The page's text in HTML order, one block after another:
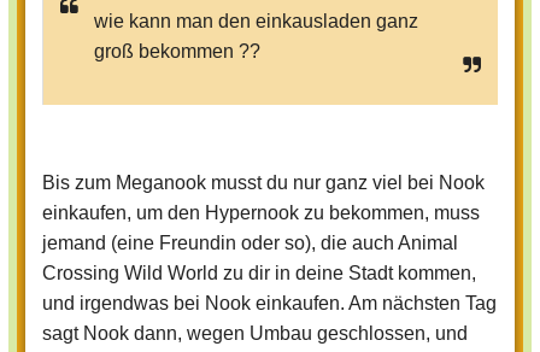
wie kann man den einkausladen ganz
groß bekommen ??
Bis zum Meganook musst du nur ganz viel bei Nook
einkaufen, um den Hypernook zu bekommen, muss
jemand (eine Freundin oder so), die auch Animal
Crossing Wild World zu dir in deine Stadt kommen,
und irgendwas bei Nook einkaufen. Am nächsten Tag
sagt Nook dann, wegen Umbau geschlossen, und